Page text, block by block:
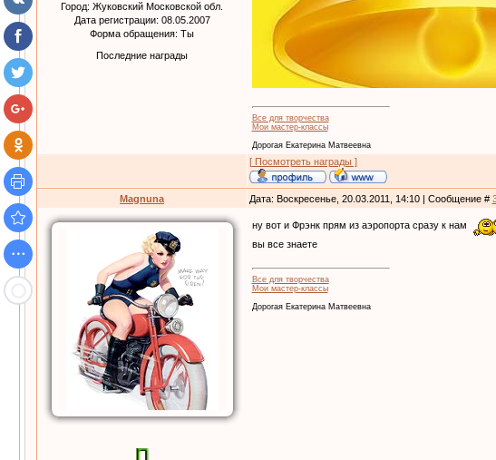
Город: Жуковский Московской обл.
Дата регистрации: 08.05.2007
Форма обращения: Ты
Последние награды
Все для творчества
Мои мастер-классы
Дорогая Екатерина Матвеевна
[ Посмотреть награды ]
Magnuna Дата: Воскресенье, 20.03.2011, 14:10 | Сообщение #
ну вот и Фрэнк прям из аэропорта сразу к нам
вы все знаете
Все для творчества
Мои мастер-классы
Дорогая Екатерина Матвеевна